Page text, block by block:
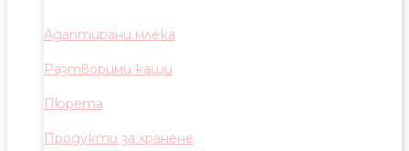
Адаптирани млека
Разтворими каши
Пюрета
Продукти за хранене